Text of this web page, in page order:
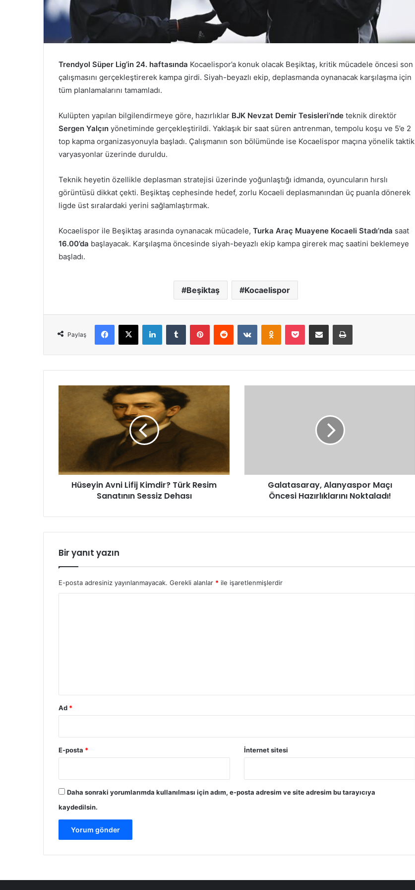
Trendyol Süper Lig’in 24. haftasında Kocaelispor’a konuk olacak Beşiktaş, kritik mücadele öncesi son
çalışmasını gerçekleştirerek kampa girdi. Siyah-beyazlı ekip, deplasmanda oynanacak karşılaşma için
tüm planlamalarını tamamladı.
Kulüpten yapılan bilgilendirmeye göre, hazırlıklar BJK Nevzat Demir Tesisleri’nde teknik direktör
Sergen Yalçın yönetiminde gerçekleştirildi. Yaklaşık bir saat süren antrenman, tempolu koşu ve 5’e 2
top kapma organizasyonuyla başladı. Çalışmanın son bölümünde ise Kocaelispor maçına yönelik taktik
varyasyonlar üzerinde duruldu.
Teknik heyetin özellikle deplasman stratejisi üzerinde yoğunlaştığı idmanda, oyuncuların hırslı
görüntüsü dikkat çekti. Beşiktaş cephesinde hedef, zorlu Kocaeli deplasmanından üç puanla dönerek
ligde üst sıralardaki yerini sağlamlaştırmak.
Kocaelispor ile Beşiktaş arasında oynanacak mücadele, Turka Araç Muayene Kocaeli Stadı’nda saat
16.00’da başlayacak. Karşılaşma öncesinde siyah-beyazlı ekip kampa girerek maç saatini beklemeye
başladı.
Beşiktaş Kocaelispor
Paylaş
Facebook
X LinkedInTumblr PinterestReddit VKontakteOdnoklassniki
Pocket E-Posta ile paylaş Yazdır
Sanatının
Dehası
Hüseyin Avni Lifij Kimdir? Türk Resim
Sanatının Sessiz Dehası
Galatasaray, Alanyaspor Maçı
Öncesi Hazırlıklarını Noktaladı!
Bir yanıt yazın
E-posta adresiniz yayınlanmayacak. Gerekli alanlar * ile işaretlenmişlerdir
Ad *
E-posta * İnternet sitesi
Daha sonraki yorumlarımda kullanılması için adım, e-posta adresim ve site adresim bu tarayıcıya
kaydedilsin.